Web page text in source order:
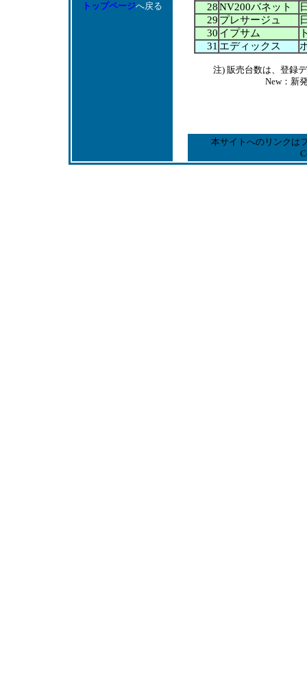
トップページへ戻る
28NV200バネット
29 プレサージュ
30 イプサム
31 エディックス
注) 販売台数は、登録
New：新
本サイトへのリンクは